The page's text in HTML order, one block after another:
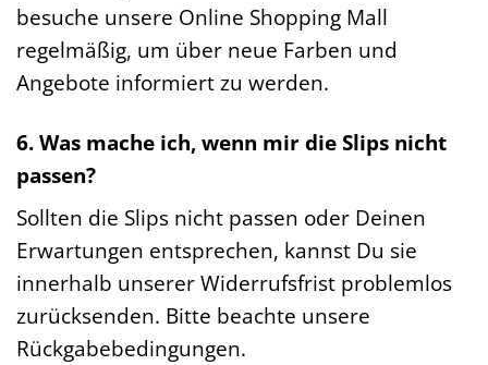
besuche unsere Online Shopping Mall
regelmäßig, um über neue Farben und
Angebote informiert zu werden.
6. Was mache ich, wenn mir die Slips nicht
passen?
Sollten die Slips nicht passen oder Deinen
Erwartungen entsprechen, kannst Du sie
innerhalb unserer Widerrufsfrist problemlos
zurücksenden. Bitte beachte unsere
Rückgabebedingungen.